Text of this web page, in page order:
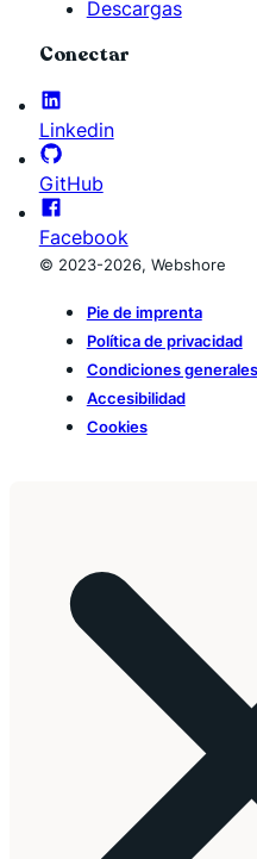
Descargas
Conectar
Linkedin
GitHub
Facebook
© 2023-2026, Webshore
Pie de imprenta
Política de privacidad
Condiciones generales
Accesibilidad
Cookies